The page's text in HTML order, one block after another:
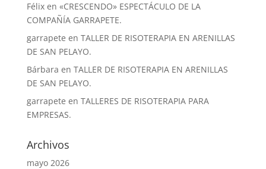
Félixen «CRESCENDO» ESPECTÁCULO DE LA
COMPAÑÍA GARRAPETE.
garrapete en TALLER DE RISOTERAPIA EN ARENILLAS
DE SAN PELAYO.
Bárbara en TALLER DE RISOTERAPIA EN ARENILLAS
DE SAN PELAYO.
garrapete en TALLERES DE RISOTERAPIA PARA
EMPRESAS.
Archivos
mayo 2026